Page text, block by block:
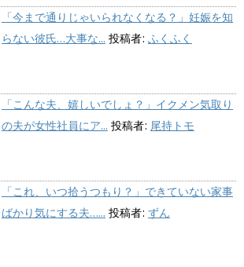
「今まで通りじゃいられなくなる？」妊娠を知
らない彼氏…大事な... 投稿者: ふくふく
「こんな夫、嬉しいでしょ？」イクメン気取り
の夫が女性社員にア... 投稿者: 尾持トモ
「これ、いつ拾うつもり？」できていない家事
ばかり気にする夫…... 投稿者: ずん